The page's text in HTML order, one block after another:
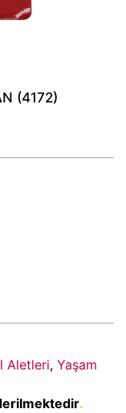
(4172)
Aletleri, Yaşam
.